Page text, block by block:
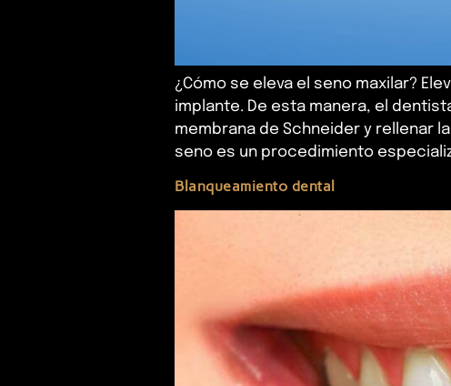
¿Cómo se eleva el seno maxilar?
implante. De esta manera, el
membrana de Schneider y rellenar
seno es un procedimiento
Blanqueamiento dental